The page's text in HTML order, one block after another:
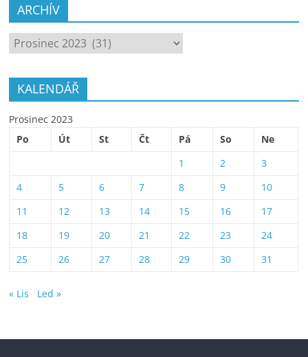
ARCHÍV
ARCHÍV
KALENDÁŘ
Prosinec 2023
Po
Út St Čt Pá So
Ne
1
2
3
4
5 6 7 8 9
10
11
12 13 14 15 16
17
18
19 20 21 22 23
24
25
26 27 28 29 30 31
« Lis Led »